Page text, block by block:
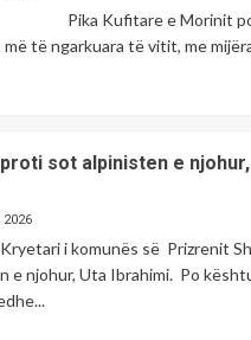
Pika Kufitare e Morinit po
të ngarkuara të vitit, me
sot alpinisten e
së Prizrenit
e njohur, Uta Ibrahimi. Po